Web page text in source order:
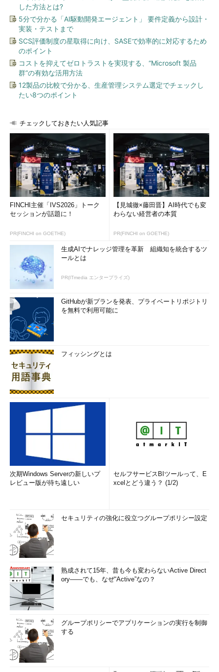
した方法とは?
5分で分かる「AI駆動開発エージェント」 要件定義から設計・
実装・テストまで
SCS評価制度の星取得に向け、SASEで効率的に対応するため
のポイント
コストを抑えてゼロトラストを実現する、“Microsoft 製品
群”の有効な活用方法
12製品の比較で分かる、生産管理システム選定でチェックし
たい8つのポイント
チェックしておきたい人気記事
FINCHI主催「IVS2026」トーク
セッションが話題に！
PR(FINCHI on GOETHE)
【見城徹×藤田晋】AI時代でも変
わらない経営者の本質
PR(FINCHI on GOETHE)
生成AIでナレッジ管理を革新 組織知を統合するツ
ールとは
PR(ITmedia エンタープライズ)
GitHubが新プランを発表、プライベートリポジトリ
を無料で利用可能に
フィッシングとは
次期Windows Serverの新しいプ
レビュー版が待ち遠しい
セルフサービスBIツールって、E
xcelとどう違う？ (1/2)
セキュリティの強化に役立つグループポリシー設定
熟成されて15年、昔も今も変わらないActive Direct
ory――でも、なぜ“Active”なの？
グループポリシーでアプリケーションの実行を制御
する